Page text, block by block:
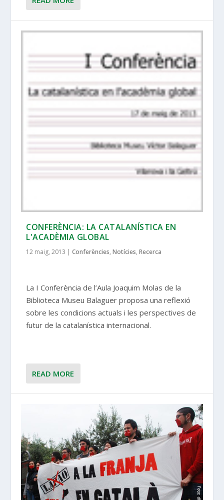
CONFERÈNCIA: LA CATALANÍSTICA EN
L'ACADÈMIA GLOBAL
12 maig, 2013 |Conferències,Notícies,Recerca
La I Conferència de l’Aula Joaquim Molas de la
Biblioteca Museu Balaguer proposa una reflexió
sobre les condicions actuals i les perspectives de
futur de la catalanística internacional.
READ MORE